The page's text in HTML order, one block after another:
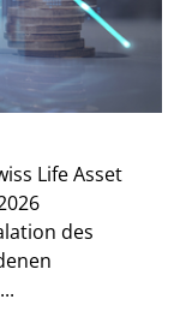
Life Asset
des